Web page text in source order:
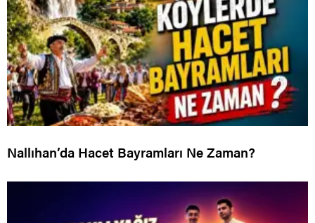
Nallıhan’da Hacet Bayramları Ne Zaman?